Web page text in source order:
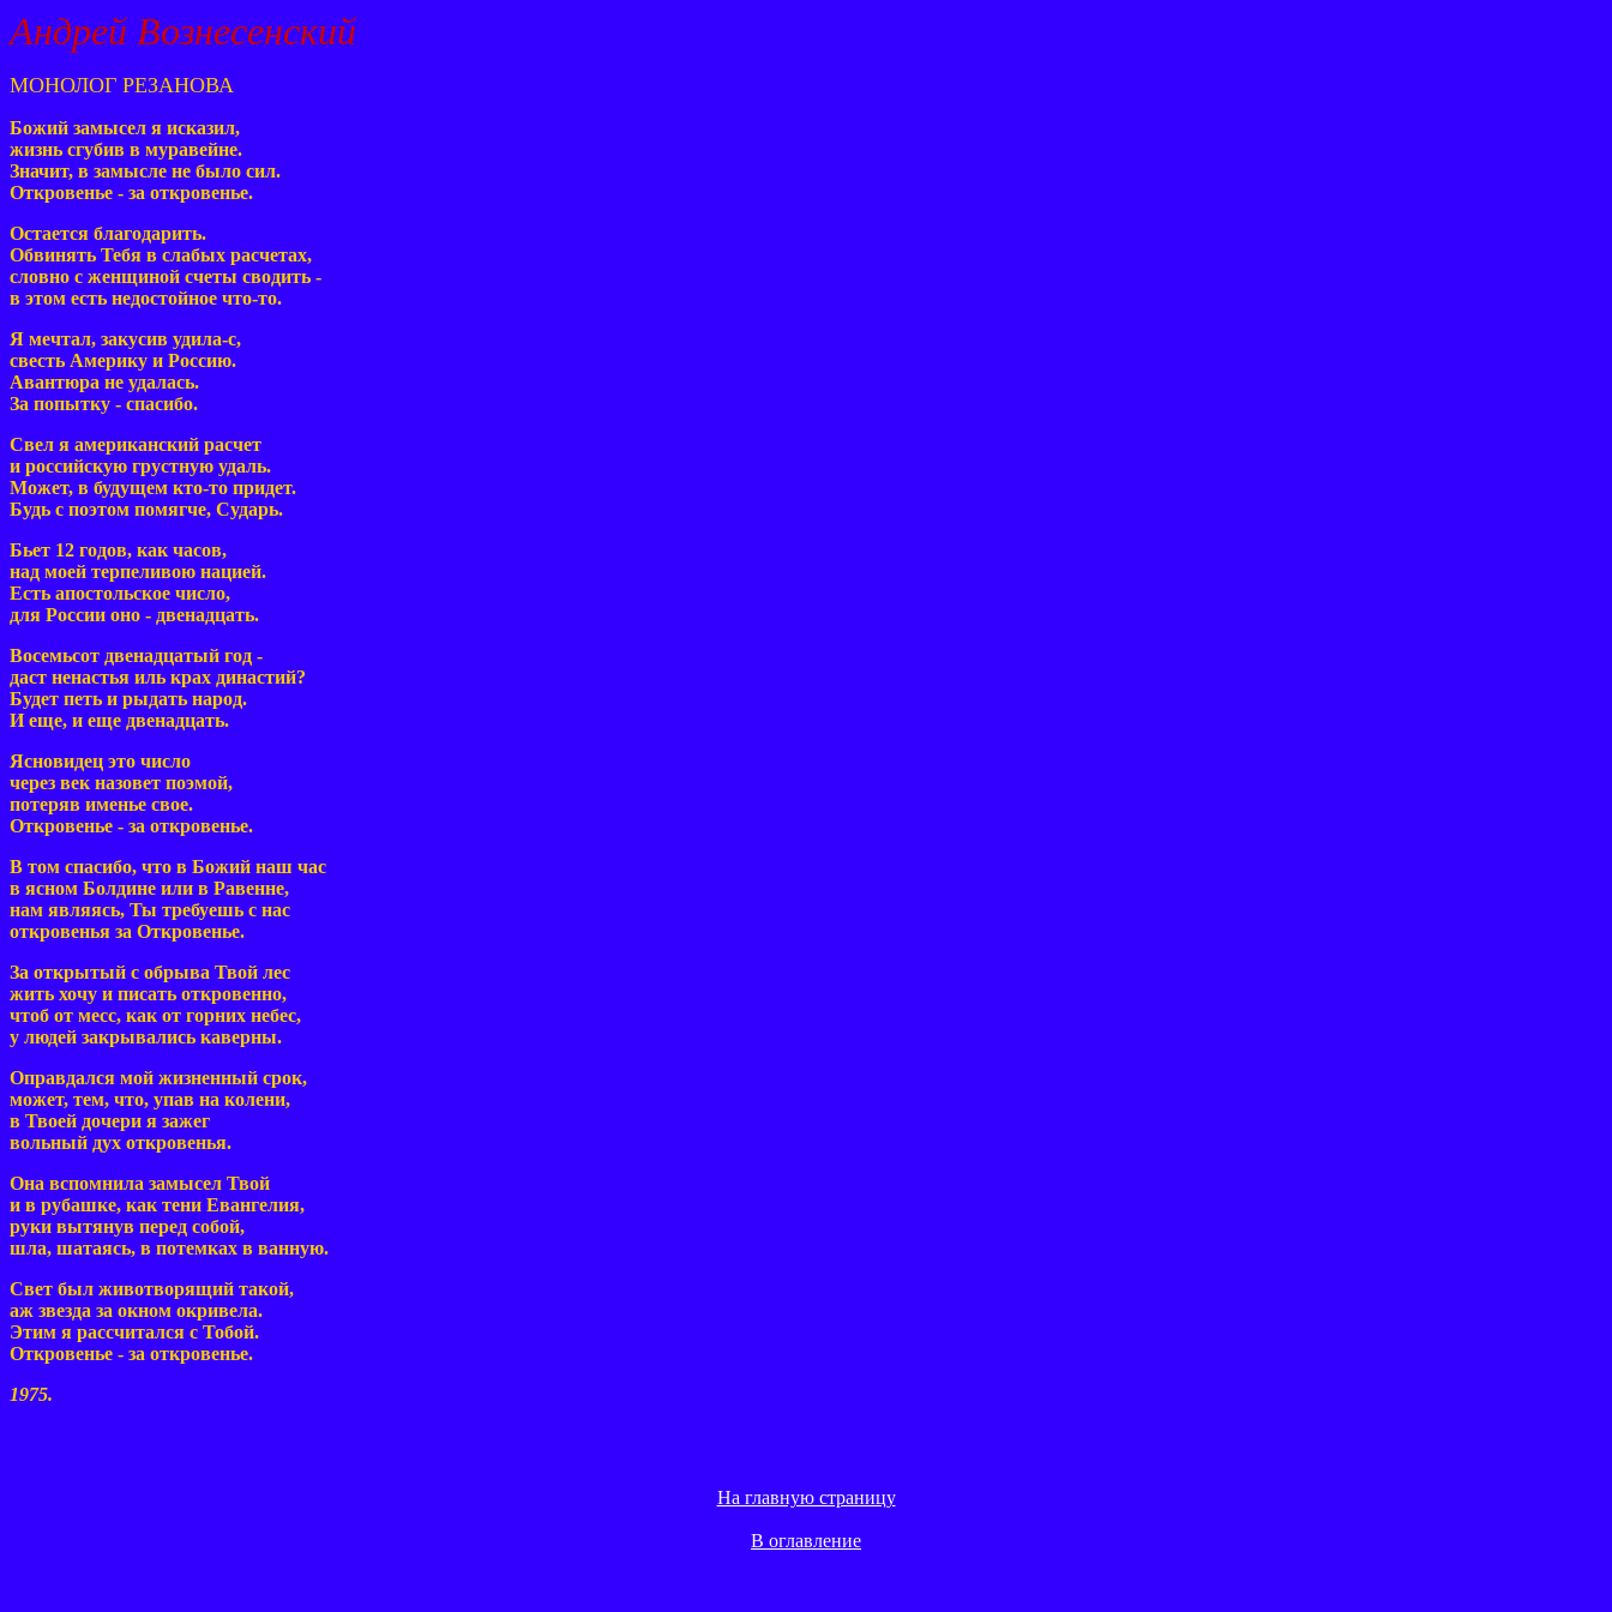
Андрей Вознесенский
МОНОЛОГ РЕЗАНОВА
Божий замысел я исказил,
жизнь сгубив в муравейне.
Значит, в замысле не было сил.
Откровенье - за откровенье.
Остается благодарить.
Обвинять Тебя в слабых расчетах,
словно с женщиной счеты сводить -
в этом есть недостойное что-то.
Я мечтал, закусив удила-с,
свесть Америку и Россию.
Авантюра не удалась.
За попытку - спасибо.
Свел я американский расчет
и российскую грустную удаль.
Может, в будущем кто-то придет.
Будь с поэтом помягче, Сударь.
Бьет 12 годов, как часов,
над моей терпеливою нацией.
Есть апостольское число,
для России оно - двенадцать.
Восемьсот двенадцатый год -
даст ненастья иль крах династий?
Будет петь и рыдать народ.
И еще, и еще двенадцать.
Ясновидец это число
через век назовет поэмой,
потеряв именье свое.
Откровенье - за откровенье.
В том спасибо, что в Божий наш час
в ясном Болдине или в Равенне,
нам являясь, Ты требуешь с нас
откровенья за Откровенье.
За открытый с обрыва Твой лес
жить хочу и писать откровенно,
чтоб от месс, как от горних небес,
у людей закрывались каверны.
Оправдался мой жизненный срок,
может, тем, что, упав на колени,
в Твоей дочери я зажег
вольный дух откровенья.
Она вспомнила замысел Твой
и в рубашке, как тени Евангелия,
руки вытянув перед собой,
шла, шатаясь, в потемках в ванную.
Свет был животворящий такой,
аж звезда за окном окривела.
Этим я рассчитался с Тобой.
Откровенье - за откровенье.
1975.
На главную страницу
В оглавление